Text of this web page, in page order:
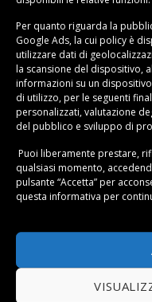
Per quanto riguarda la
Google Ads, la cui policy è
utilizzare dati di
la scansione del dispositivo,
informazioni su un
di utilizzo, per le seguenti
personalizzati, valutazione
del pubblico e sviluppo di
Puoi liberamente prestare,
qualsiasi momento,
pulsante “Accetta” per
questa informativa per
Come